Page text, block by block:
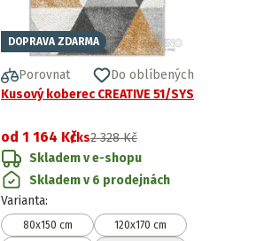
DOPRAVA ZDARMA
Porovnat
Do oblíbených
Kusový koberec CREATIVE 51/SYS
od 1 164 Kč/ks2 328 Kč
Skladem v e-shopu
Skladem v 6 prodejnách
Varianta:
80x150 cm
120x170 cm